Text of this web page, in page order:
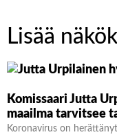
Lisää
Komissaari Jutta
maailma tarvitsee
Koronavirus on